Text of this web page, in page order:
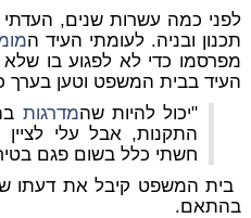
לפני כמה עשרות שנים,
תכנון ובניה. לעומתי העיד ה
מפרסמו כדי לא לפגוע בו
העיד בבית המשפט וטען בערך
"יכול להיות שהמדרגות
התקנות, אבל עלי לציין
חשתי כלל בשום פגם
בית המשפט קיבל את דעתו
בהתאם.